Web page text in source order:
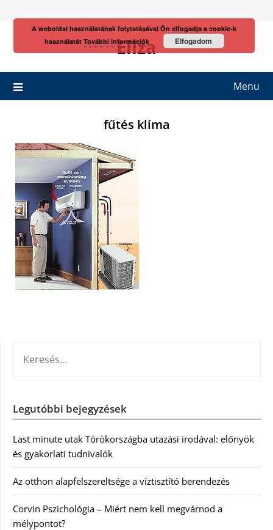
Eliza
Menu
fűtés klíma
Legutóbbi bejegyzések
Last minute utak Törökországba utazási irodával: előnyök
és gyakorlati tudnivalók
Az otthon alapfelszereltsége a víztisztító berendezés
Corvin Pszichológia – Miért nem kell megvárnod a
mélypontot?
A weboldal használatának folytatásával Ön elfogadja a cookie-k
használatát További információk Elfogadom